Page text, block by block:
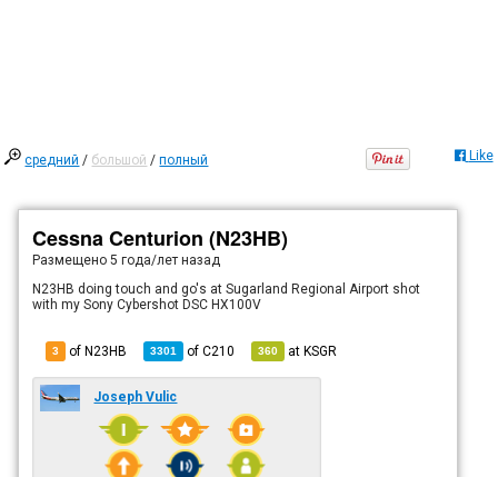
средний / большой /полный Like
Cessna Centurion (N23HB)
Размещено5 года/лет назад
N23HB doing touch and go's at Sugarland Regional Airport shot
with my Sony Cybershot DSC HX100V
3 of N23HB 3301 ofC210 360 atKSGR
Joseph Vulic